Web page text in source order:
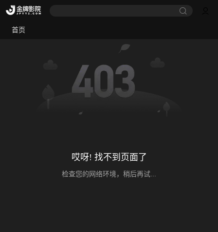
首页
哎呀! 找不到页面了
检查您的网络环境，稍后再试...